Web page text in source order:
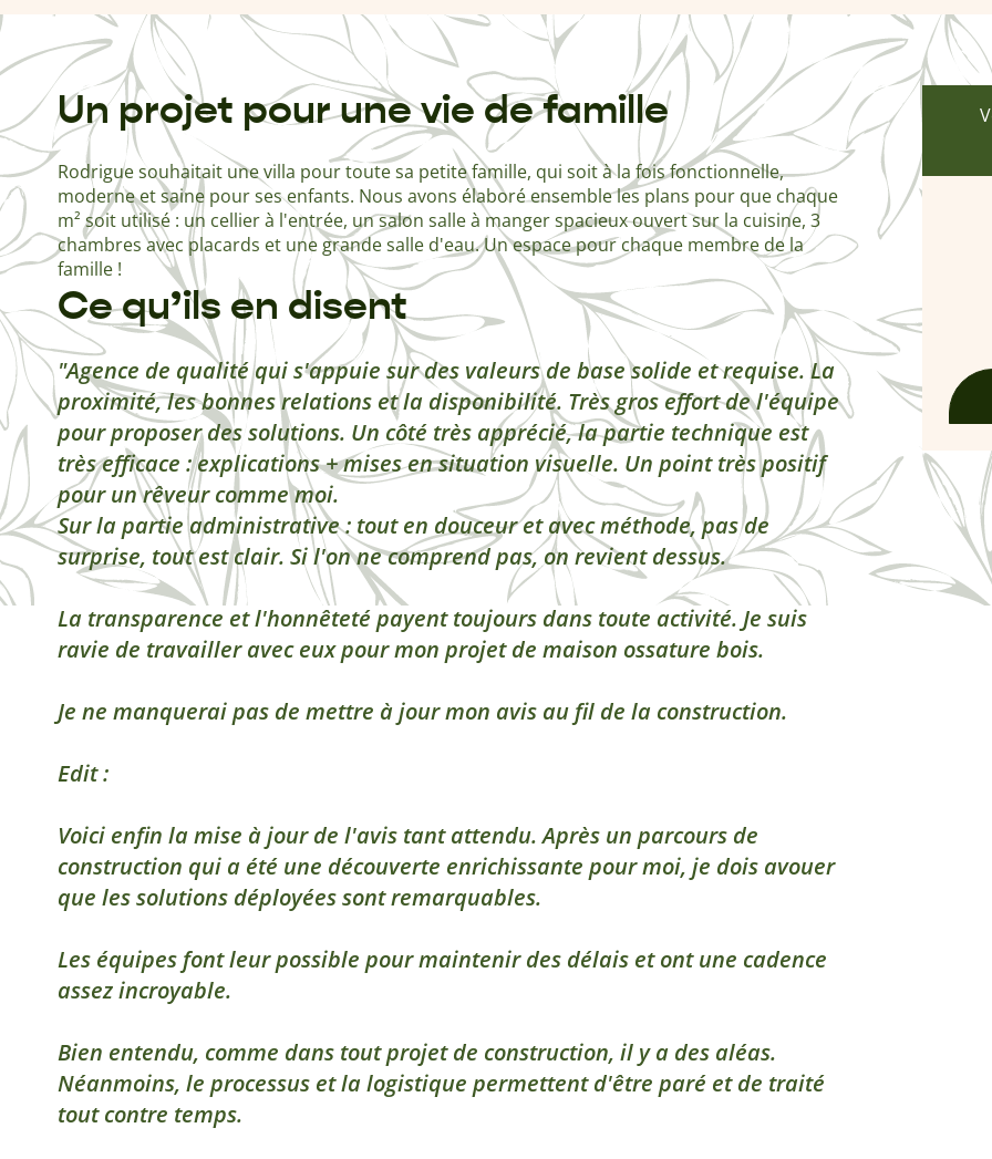
Un projet pour une vie de famille
Rodrigue souhaitait une villa pour toute sa petite famille, qui soit à la fois fonctionnelle,
moderne et saine pour ses enfants. Nous avons élaboré ensemble les plans pour que chaque
m² soit utilisé : un cellier à l'entrée, un salon salle à manger spacieux ouvert sur la cuisine, 3
chambres avec placards et une grande salle d'eau. Un espace pour chaque membre de la
famille !
Ce qu’ils en disent
Agence de qualité qui s'appuie sur des valeurs de base solide et requise. La
proximité, les bonnes relations et la disponibilité. Très gros effort de l'équipe
pour proposer des solutions. Un côté très apprécié, la partie technique est
très efficace : explications + mises en situation visuelle. Un point très positif
pour un rêveur comme moi.
Sur la partie administrative : tout en douceur et avec méthode, pas de
surprise, tout est clair. Si l'on ne comprend pas, on revient dessus.
La transparence et l'honnêteté payent toujours dans toute activité. Je suis
ravie de travailler avec eux pour mon projet de maison ossature bois.
Je ne manquerai pas de mettre à jour mon avis au fil de la construction.
Edit :
Voici enfin la mise à jour de l'avis tant attendu. Après un parcours de
construction qui a été une découverte enrichissante pour moi, je dois avouer
que les solutions déployées sont remarquables.
Les équipes font leur possible pour maintenir des délais et ont une cadence
assez incroyable.
Bien entendu, comme dans tout projet de construction, il y a des aléas.
Néanmoins, le processus et la logistique permettent d'être paré et de traité
tout contre temps.